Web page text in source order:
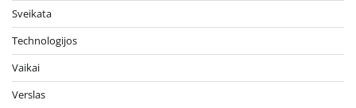
Sveikata
Technologijos
Vaikai
Verslas